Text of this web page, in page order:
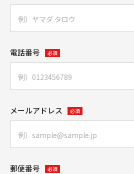
電話番号 必須
メールアドレス 必須
郵便番号 必須